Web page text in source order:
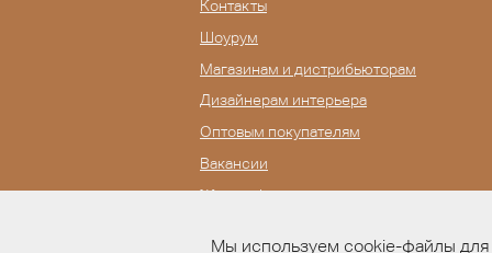
Мы используем cookie-файлы для
Контакты
Шоурум
Магазинам и дистрибьюторам
Дизайнерам интерьера
Оптовым покупателям
Вакансии
Журнал Lampatron